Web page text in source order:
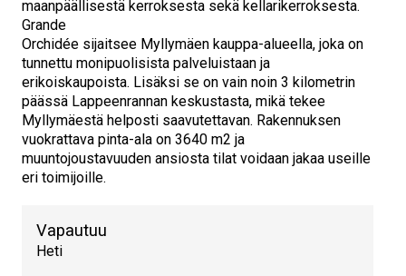
maanpäällisestä kerroksesta sekä kellarikerroksesta.
Grande
Orchidée sijaitsee Myllymäen kauppa-alueella, joka on
tunnettu monipuolisista palveluistaan ja
erikoiskaupoista. Lisäksi se on vain noin 3 kilometrin
päässä Lappeenrannan keskustasta, mikä tekee
Myllymäestä helposti saavutettavan. Rakennuksen
vuokrattava pinta-ala on 3640 m2 ja
muuntojoustavuuden ansiosta tilat voidaan jakaa useille
eri toimijoille.
Vapautuu
Heti